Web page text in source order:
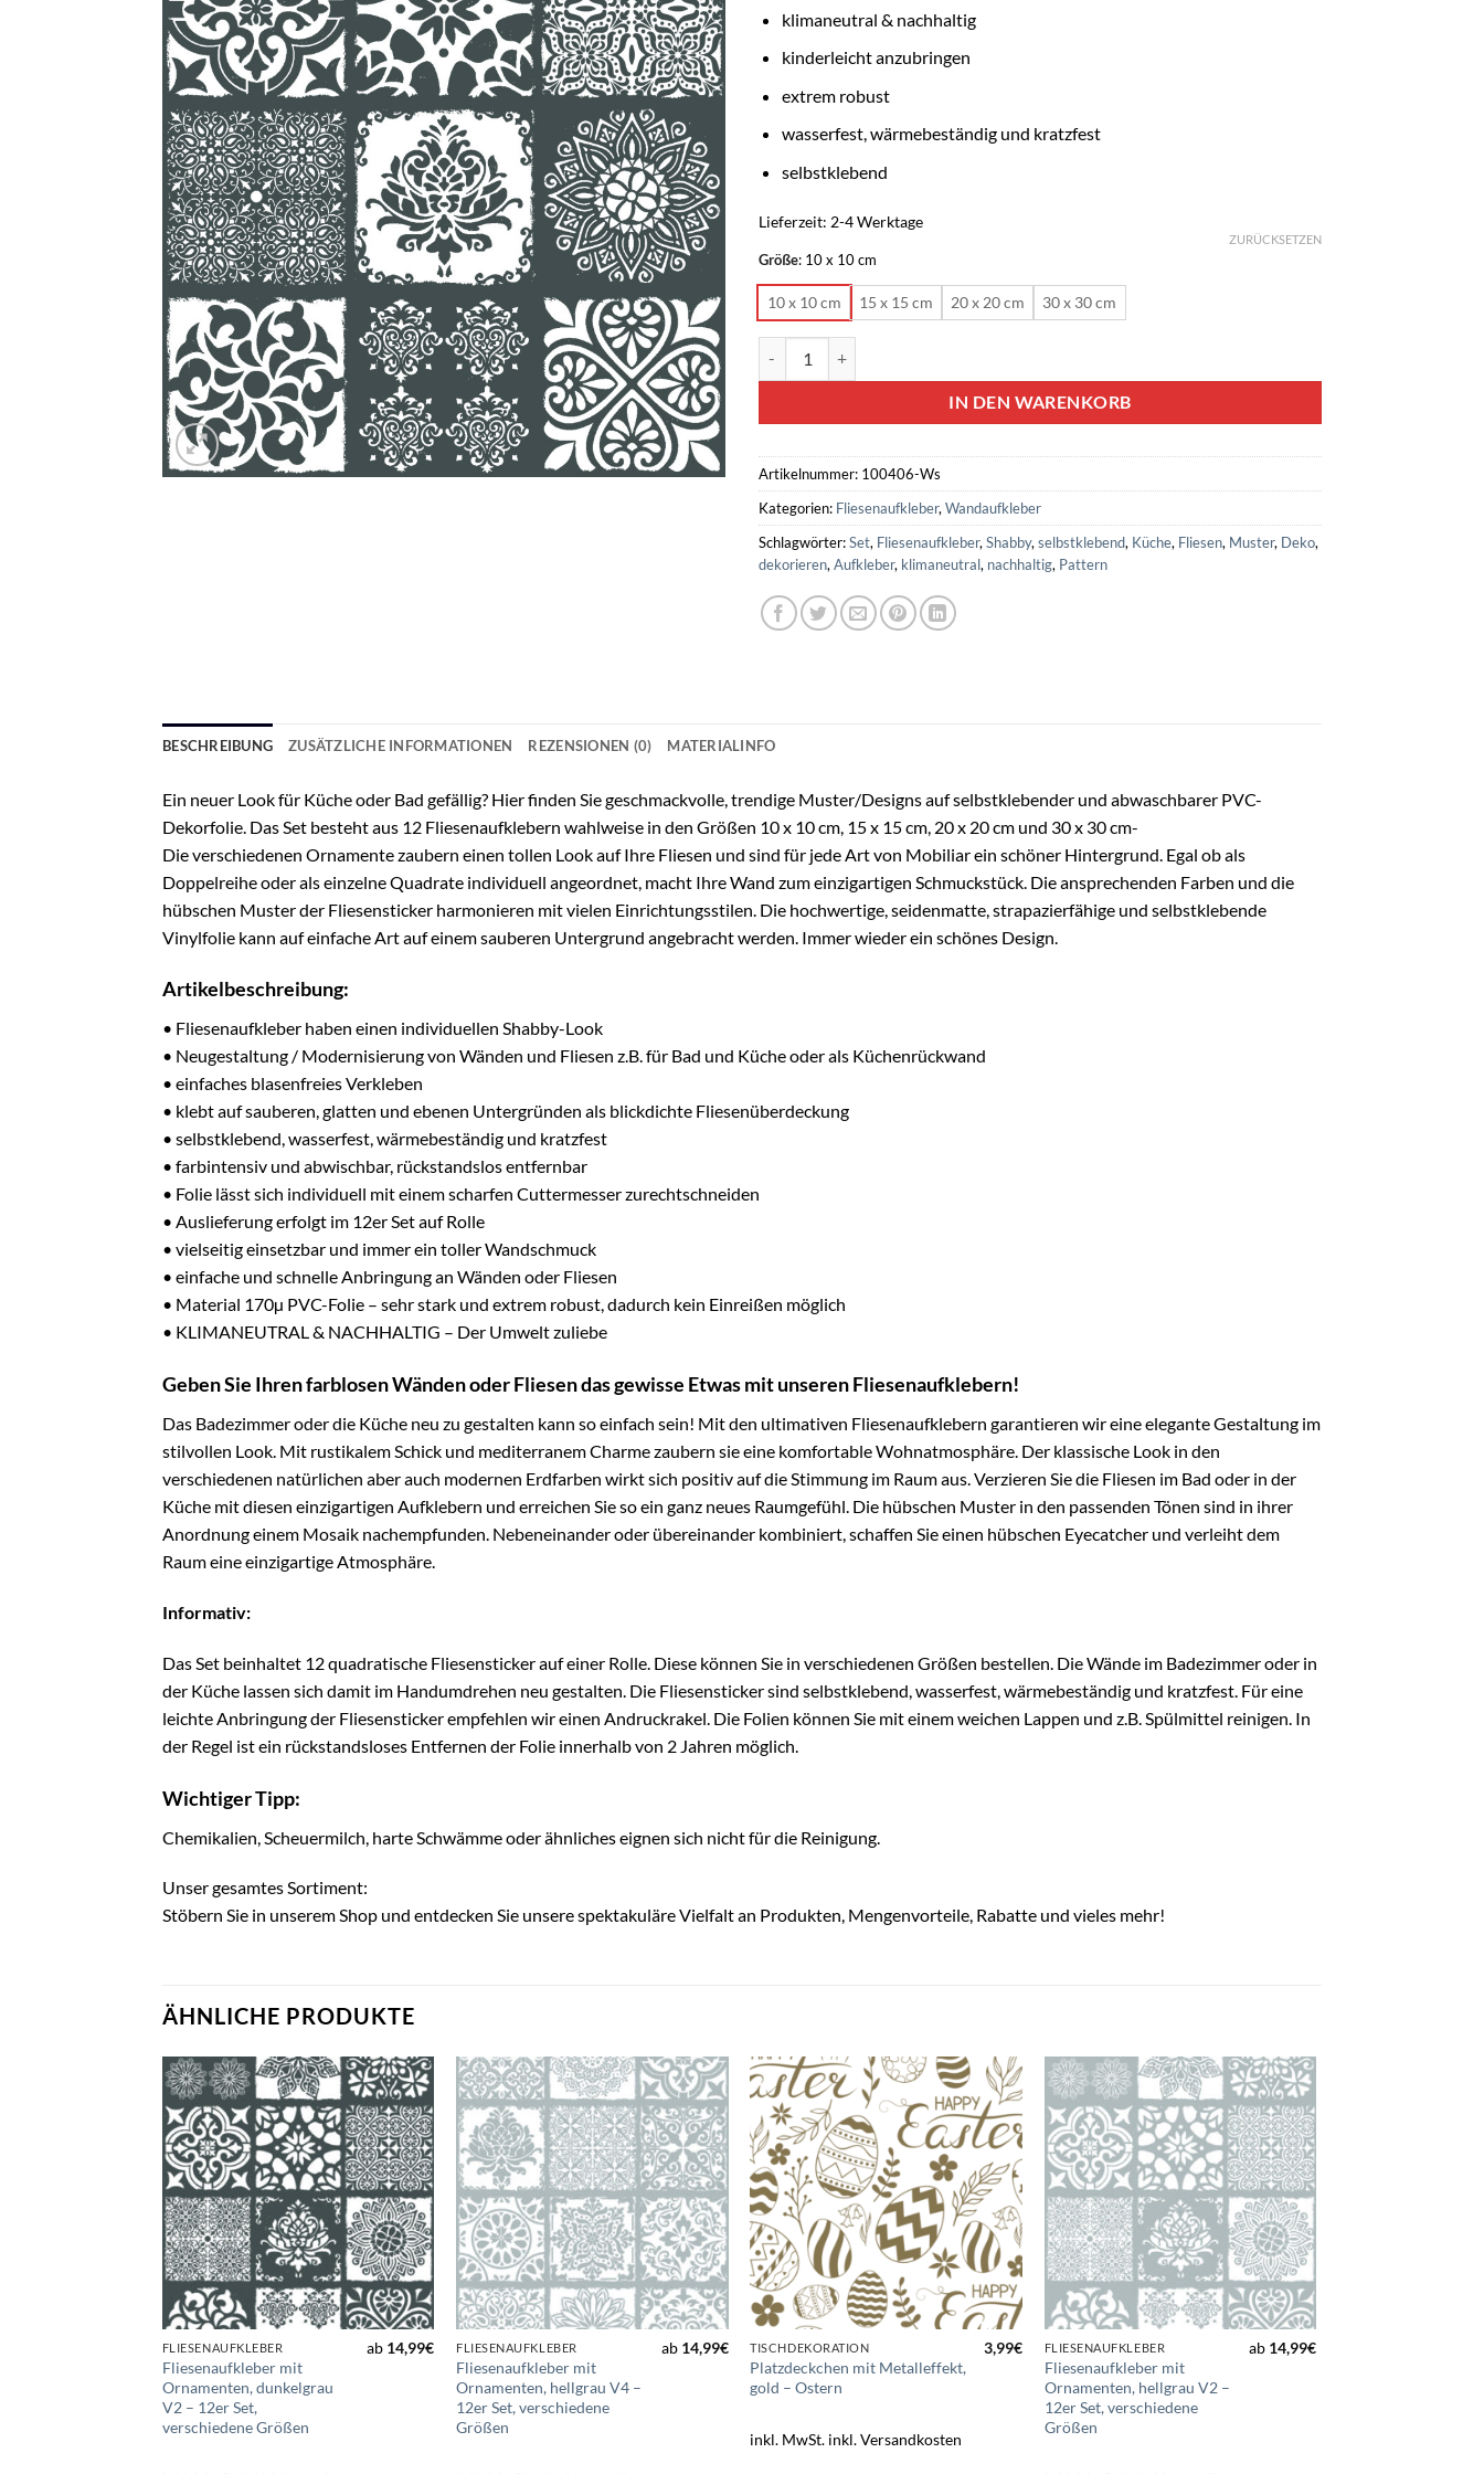
klimaneutral & nachhaltig
kinderleicht anzubringen
extrem robust
wasserfest, wärmebeständig und kratzfest
selbstklebend
Lieferzeit: 2-4 Werktage
Größe: 10 x 10 cm
10 x 10 cm 15 x 15 cm 20 x 20 cm 30 x 30 cm
ZURÜCKSETZEN
IN DEN WARENKORB
Artikelnummer: 100406-Ws
Kategorien: Fliesenaufkleber, Wandaufkleber
Schlagwörter:Set, Fliesenaufkleber, Shabby, selbstklebend, Küche, Fliesen, Muster, Deko,
dekorieren, Aufkleber, klimaneutral, nachhaltig, Pattern
BESCHREIBUNG ZUSÄTZLICHE INFORMATIONEN REZENSIONEN (0) MATERIALINFO
Ein neuer Look für Küche oder Bad gefällig? Hier finden Sie geschmackvolle, trendige Muster/Designs auf selbstklebender und abwaschbarer PVC-
Dekorfolie. Das Set besteht aus 12 Fliesenaufklebern wahlweise in den Größen 10 x 10 cm, 15 x 15 cm, 20 x 20 cm und 30 x 30 cm-
Die verschiedenen Ornamente zaubern einen tollen Look auf Ihre Fliesen und sind für jede Art von Mobiliar ein schöner Hintergrund. Egal ob als
Doppelreihe oder als einzelne Quadrate individuell angeordnet, macht Ihre Wand zum einzigartigen Schmuckstück. Die ansprechenden Farben und die
hübschen Muster der Fliesensticker harmonieren mit vielen Einrichtungsstilen. Die hochwertige, seidenmatte, strapazierfähige und selbstklebende
Vinylfolie kann auf einfache Art auf einem sauberen Untergrund angebracht werden. Immer wieder ein schönes Design.
Artikelbeschreibung:
• Fliesenaufkleber haben einen individuellen Shabby-Look
• Neugestaltung / Modernisierung von Wänden und Fliesen z.B. für Bad und Küche oder als Küchenrückwand
• einfaches blasenfreies Verkleben
• klebt auf sauberen, glatten und ebenen Untergründen als blickdichte Fliesenüberdeckung
• selbstklebend, wasserfest, wärmebeständig und kratzfest
• farbintensiv und abwischbar, rückstandslos entfernbar
• Folie lässt sich individuell mit einem scharfen Cuttermesser zurechtschneiden
• Auslieferung erfolgt im 12er Set auf Rolle
• vielseitig einsetzbar und immer ein toller Wandschmuck
• einfache und schnelle Anbringung an Wänden oder Fliesen
• Material 170µ PVC-Folie – sehr stark und extrem robust, dadurch kein Einreißen möglich
• KLIMANEUTRAL & NACHHALTIG – Der Umwelt zuliebe
Geben Sie Ihren farblosen Wänden oder Fliesen das gewisse Etwas mit unseren Fliesenaufklebern!
Das Badezimmer oder die Küche neu zu gestalten kann so einfach sein! Mit den ultimativen Fliesenaufklebern garantieren wir eine elegante Gestaltung im
stilvollen Look. Mit rustikalem Schick und mediterranem Charme zaubern sie eine komfortable Wohnatmosphäre. Der klassische Look in den
verschiedenen natürlichen aber auch modernen Erdfarben wirkt sich positiv auf die Stimmung im Raum aus. Verzieren Sie die Fliesen im Bad oder in der
Küche mit diesen einzigartigen Aufklebern und erreichen Sie so ein ganz neues Raumgefühl. Die hübschen Muster in den passenden Tönen sind in ihrer
Anordnung einem Mosaik nachempfunden. Nebeneinander oder übereinander kombiniert, schaffen Sie einen hübschen Eyecatcher und verleiht dem
Raum eine einzigartige Atmosphäre.
Informativ:
Das Set beinhaltet 12 quadratische Fliesensticker auf einer Rolle. Diese können Sie in verschiedenen Größen bestellen. Die Wände im Badezimmer oder in
der Küche lassen sich damit im Handumdrehen neu gestalten. Die Fliesensticker sind selbstklebend, wasserfest, wärmebeständig und kratzfest. Für eine
leichte Anbringung der Fliesensticker empfehlen wir einen Andruckrakel. Die Folien können Sie mit einem weichen Lappen und z.B. Spülmittel reinigen. In
der Regel ist ein rückstandsloses Entfernen der Folie innerhalb von 2 Jahren möglich.
Wichtiger Tipp:
Chemikalien, Scheuermilch, harte Schwämme oder ähnliches eignen sich nicht für die Reinigung.
Unser gesamtes Sortiment:
Stöbern Sie in unserem Shop und entdecken Sie unsere spektakuläre Vielfalt an Produkten, Mengenvorteile, Rabatte und vieles mehr!
ÄHNLICHE PRODUKTE
Zur
Wunschliste
hinzufügen
FLIESENAUFKLEBER
Fliesenaufkleber mit
Ornamenten, dunkelgrau
V2 – 12er Set,
verschiedene Größen
ab 14,99€
Zur
Wunschliste
hinzufügen
FLIESENAUFKLEBER
Fliesenaufkleber mit
Ornamenten, hellgrau V4 –
12er Set, verschiedene
Größen
ab 14,99€
Zur
Wunschliste
hinzufügen
TISCHDEKORATION
Platzdeckchen mit Metalleffekt,
gold – Ostern
3,99€
inkl. MwSt. inkl. Versandkosten
Zur
Wunschliste
hinzufügen
FLIESENAUFKLEBER
Fliesenaufkleber mit
Ornamenten, hellgrau V2 –
12er Set, verschiedene
Größen
ab 14,99€